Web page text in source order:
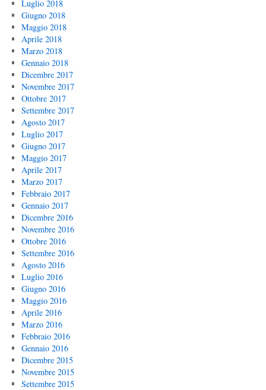
Luglio 2018
Giugno 2018
Maggio 2018
Aprile 2018
Marzo 2018
Gennaio 2018
Dicembre 2017
Novembre 2017
Ottobre 2017
Settembre 2017
Agosto 2017
Luglio 2017
Giugno 2017
Maggio 2017
Aprile 2017
Marzo 2017
Febbraio 2017
Gennaio 2017
Dicembre 2016
Novembre 2016
Ottobre 2016
Settembre 2016
Agosto 2016
Luglio 2016
Giugno 2016
Maggio 2016
Aprile 2016
Marzo 2016
Febbraio 2016
Gennaio 2016
Dicembre 2015
Novembre 2015
Settembre 2015